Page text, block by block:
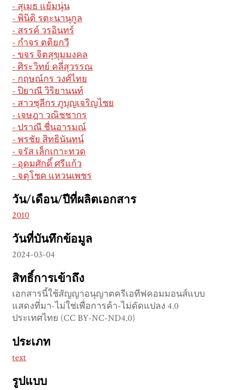
- สุเมธ แย้มนุ่น
- พินิติ รตะนานุกูล
- สรรค์ วรอินทร์
- กำจร ตติยกวี
- ขจร จิตสุขุมมงคล
- ศิระวิทย์ คลี่สุวรรณ
- กฤษณ์กร วงศ์ไทย
- ปิยาณี วิริยานนท์
- สาวชุลีกร ภูบุญเจริญไชย
- เจษฎา วณิชชากร
- ปราณี ชื่นอารมณ์
- พรชัย สิทธินันทน์
- จรัส เล็กเกาะทวด
- อุดมศักดิ์ ศรีแก้ว
- จตุโชค แหวนเพชร
วัน/เดือน/ปีที่ผลิตเอกสาร
2010
วันที่บันทึกข้อมูล
2024-03-04
สิทธิ์การเข้าถึง
เอกสารนี้ใช้สัญญาอนุญาตครีเอทีฟคอมมอนส์แบบ
แสดงที่มา-ไม่ใช่เพื่อการค้า-ไม่ดัดแปลง 4.0
ประเทศไทย (CC BY-NC-ND4.0)
ประเภท
text
รูปแบบ